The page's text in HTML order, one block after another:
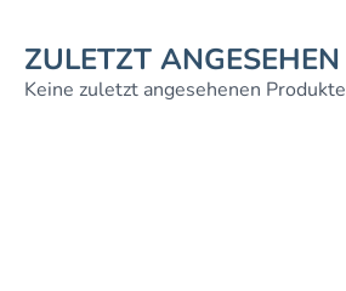
ZULETZT ANGESEHEN
Keine zuletzt angesehenen Produkte